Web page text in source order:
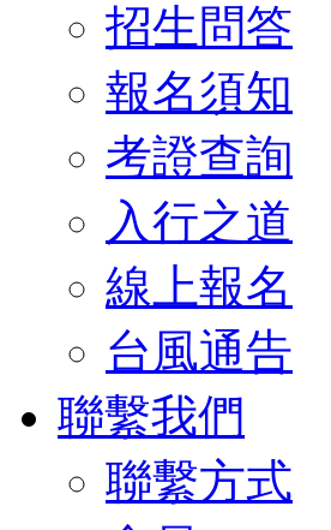
招生問答
報名須知
考證查詢
入行之道
線上報名
台風通告
聯繫我們
聯繫方式